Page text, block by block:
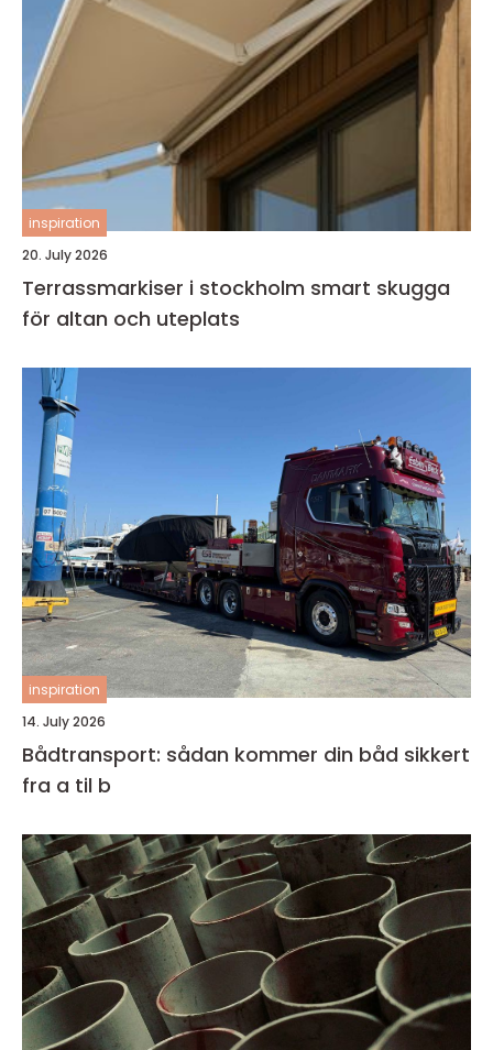
inspiration
20. July 2026
Terrassmarkiser i stockholm smart skugga
för altan och uteplats
inspiration
14. July 2026
Bådtransport: sådan kommer din båd sikkert
fra a til b